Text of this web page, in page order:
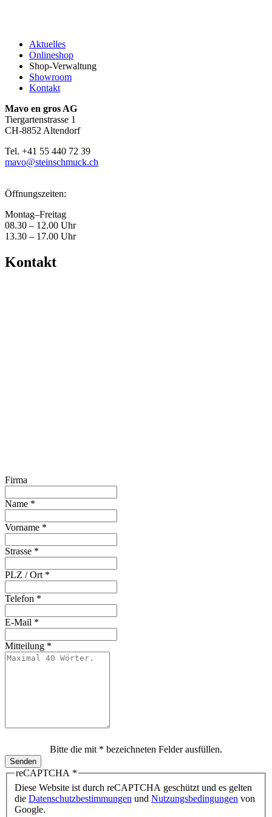
Aktuelles
Onlineshop
Shop-Verwaltung
Showroom
Kontakt
Mavo en gros AG
Tiergartenstrasse 1
CH-8852 Altendorf
Tel. +41 55 440 72 39
mavo@steinschmuck.ch
Öffnungszeiten:
Montag–Freitag
08.30 – 12.00 Uhr
13.30 – 17.00 Uhr
Kontakt
Firma
Name *
Vorname *
Strasse *
PLZ / Ort *
Telefon *
E-Mail *
Mitteilung *
Bitte die mit * bezeichneten Felder ausfüllen.
Senden
reCAPTCHA *
Diese Website ist durch reCAPTCHA geschützt und es gelten
die Datenschutzbestimmungen und Nutzungsbedingungen von
Google.